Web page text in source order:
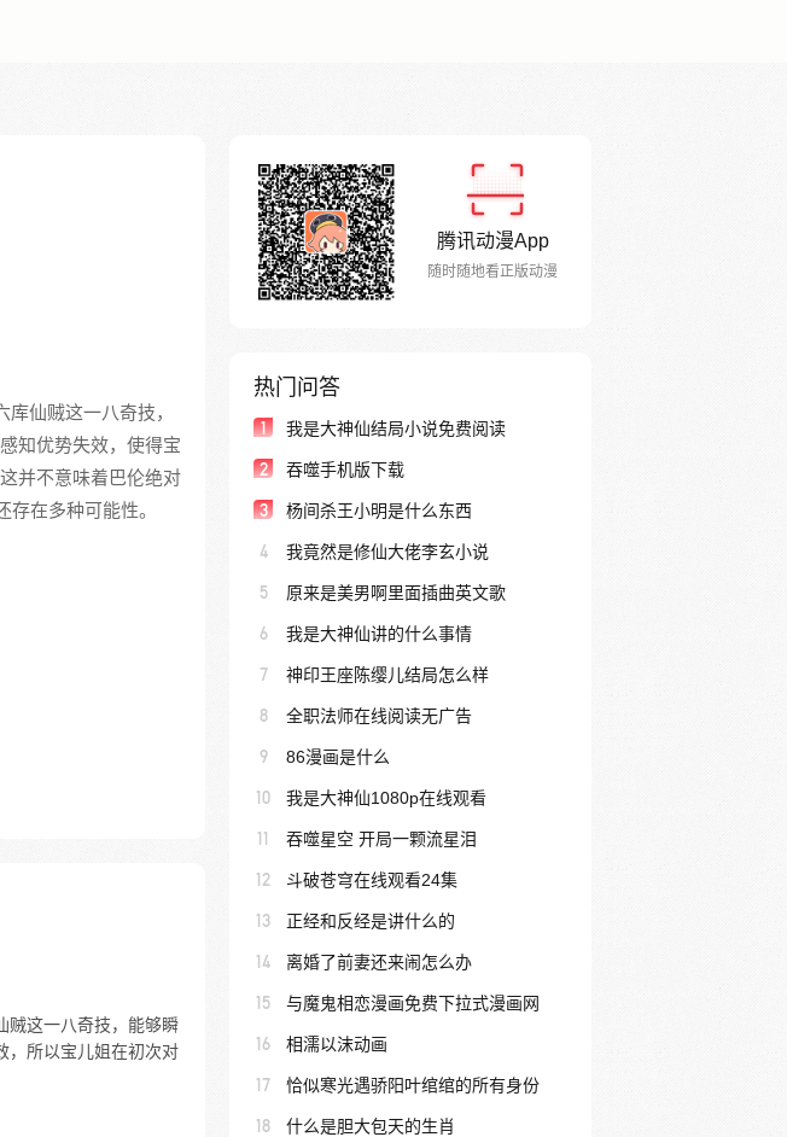
仙贼这一八奇技，
知优势失效，使得宝
并不意味着巴伦绝对
在多种可能性。
贼这一八奇技，能够瞬
，所以宝儿姐在初次对
腾讯动漫App
随时随地看正版动漫
热门问答
1 我是大神仙结局小说免费阅读
2 吞噬手机版下载
3 杨间杀王小明是什么东西
4 我竟然是修仙大佬李玄小说
5 原来是美男啊里面插曲英文歌
6 我是大神仙讲的什么事情
7 神印王座陈缨儿结局怎么样
8 全职法师在线阅读无广告
9 86漫画是什么
10 我是大神仙1080p在线观看
11 吞噬星空 开局一颗流星泪
12 斗破苍穹在线观看24集
13 正经和反经是讲什么的
14 离婚了前妻还来闹怎么办
15 与魔鬼相恋漫画免费下拉式漫画网
16 相濡以沫动画
17 恰似寒光遇骄阳叶绾绾的所有身份
18 什么是胆大包天的生肖